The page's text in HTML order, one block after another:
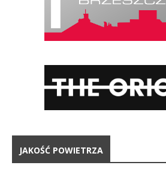
JAKOŚĆ POWIETRZA